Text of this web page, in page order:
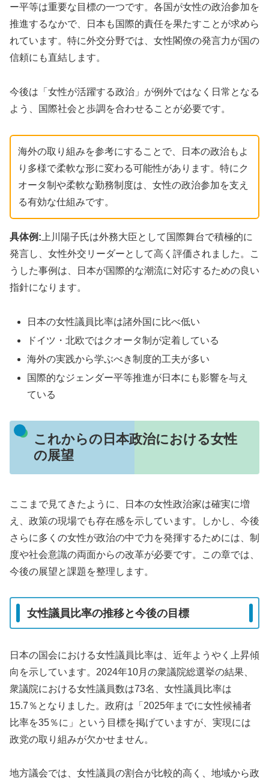
ー平等は重要な目標の一つです。各国が女性の政治参加を
推進するなかで、日本も国際的責任を果たすことが求めら
れています。特に外交分野では、女性閣僚の発言力が国の
信頼にも直結します。
今後は「女性が活躍する政治」が例外ではなく日常となる
よう、国際社会と歩調を合わせることが必要です。
海外の取り組みを参考にすることで、日本の政治もよ
り多様で柔軟な形に変わる可能性があります。特にク
オータ制や柔軟な勤務制度は、女性の政治参加を支え
る有効な仕組みです。
具体例: 上川陽子氏は外務大臣として国際舞台で積極的に
発言し、女性外交リーダーとして高く評価されました。こ
うした事例は、日本が国際的な潮流に対応するための良い
指針になります。
日本の女性議員比率は諸外国に比べ低い
ドイツ・北欧ではクオータ制が定着している
海外の実践から学ぶべき制度的工夫が多い
国際的なジェンダー平等推進が日本にも影響を与え
ている
これからの日本政治における女性
の展望
ここまで見てきたように、日本の女性政治家は確実に増
え、政策の現場でも存在感を示しています。しかし、今後
さらに多くの女性が政治の中で力を発揮するためには、制
度や社会意識の両面からの改革が必要です。この章では、
今後の展望と課題を整理します。
女性議員比率の推移と今後の目標
日本の国会における女性議員比率は、近年ようやく上昇傾
向を示しています。2024年10月の衆議院総選挙の結果、
衆議院における女性議員数は73名、女性議員比率は
15.7％となりました。政府は「2025年までに女性候補者
比率を35％に」という目標を掲げていますが、実現には
政党の取り組みが欠かせません。
地方議会では、女性議員の割合が比較的高く、地域から政